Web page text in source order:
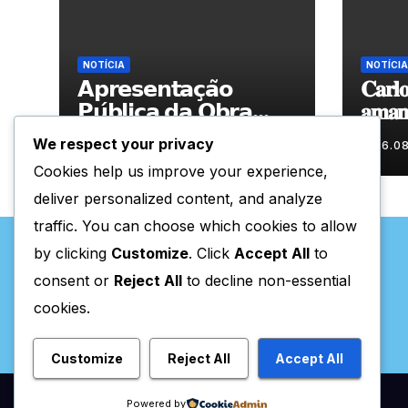
NOTÍCIA
𝗔𝗽𝗿𝗲𝘀𝗲𝗻𝘁𝗮𝗰̧𝗮̃𝗼
𝗣𝘂́𝗯𝗹𝗶𝗰𝗮 𝗱𝗮 𝗢𝗯𝗿𝗮
“𝗣𝗿𝗼𝗰𝘂𝗿𝗼 𝗮
𝗙𝗲𝗹𝗶𝗰𝗶𝗱𝗮𝗱𝗲 𝗲 𝗲𝗹𝗮
𝗺𝗼𝗿𝗮 𝗰𝗼𝗺𝗶𝗴𝗼”
06.08.2026
NOTÍCIA
𝐀𝐫𝐭𝐞𝐬
Valpaços Online
We respect your privacy
Cookies help us improve your experience,
deliver personalized content, and analyze
traffic. You can choose which cookies to allow
by clicking Customize. Click Accept All to
consent or Reject All to decline non-essential
cookies.
Customize Reject All Accept All
Powered by